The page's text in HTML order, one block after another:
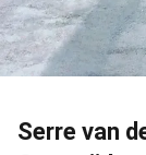
Serre van